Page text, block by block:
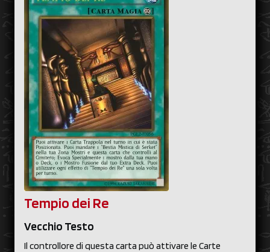
Tempio dei Re
Vecchio Testo
Il controllore di questa carta può attivare le Carte